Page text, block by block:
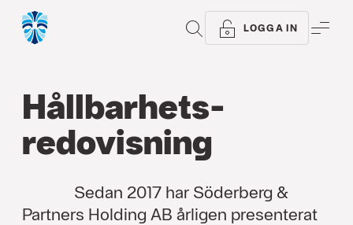
SÖK LOGGA IN
Hållbarhets­
redovisning
Sedan 2017 har Söderberg &
Partners Holding AB årligen presenterat